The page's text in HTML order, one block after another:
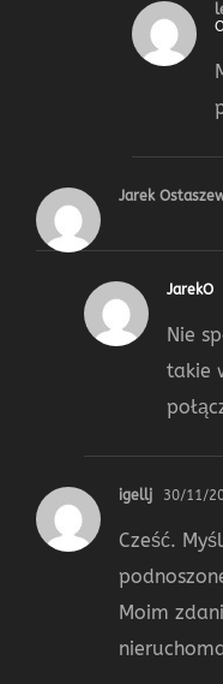
Jarek
JarekO
Nie
takie
igellj 30/11/
Cześć.
Moim